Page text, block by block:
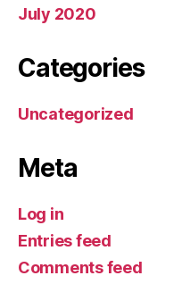
July 2020
Categories
Uncategorized
Meta
Log in
Entries feed
Comments feed